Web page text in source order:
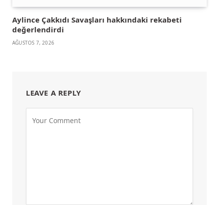
Aylince Çakkıdı Savaşları hakkındaki rekabeti
değerlendirdi
AĞUSTOS 7, 2026
LEAVE A REPLY